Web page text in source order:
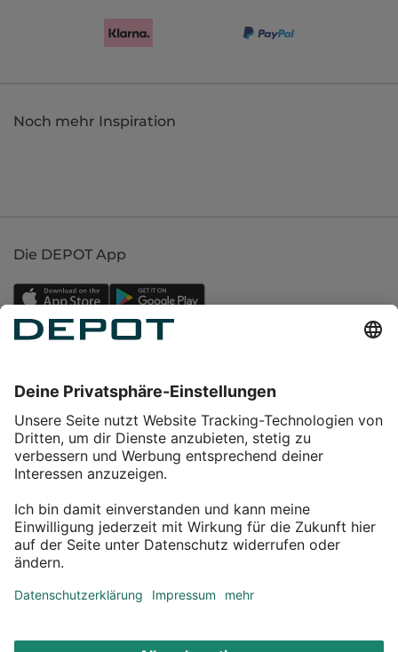
Noch mehr Inspiration
Die DEPOT App
Service
Über DEPOT
Kontakt